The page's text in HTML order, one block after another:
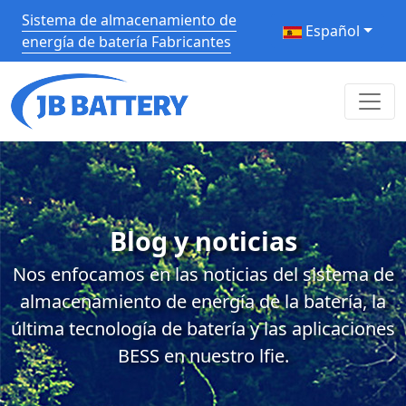
Sistema de almacenamiento de
energía de batería Fabricantes
Español
Blog y noticias
Nos enfocamos en las noticias del sistema de
almacenamiento de energía de la batería, la
última tecnología de batería y las aplicaciones
BESS en nuestro lfie.